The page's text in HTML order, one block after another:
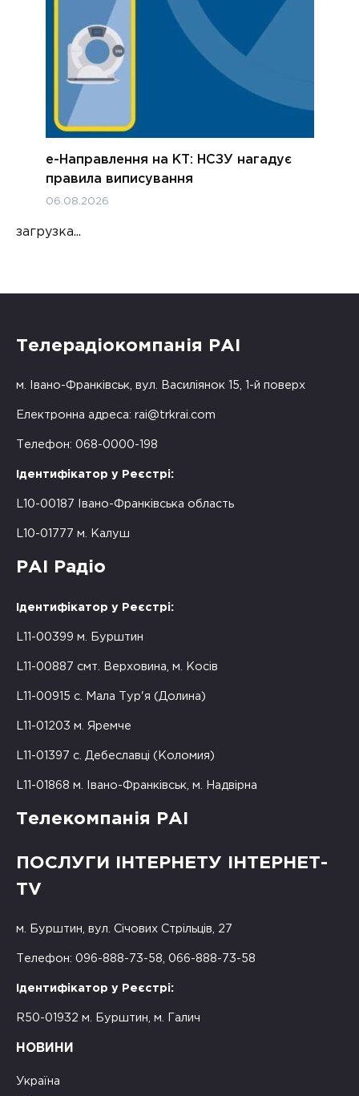
е-Направлення на КТ: НСЗУ нагадує
правила виписування
06.08.2026
загрузка...
Телерадіокомпанія РАІ
м. Івано-Франківськ, вул. Василіянок 15, 1-й поверх
Електронна адреса: rai@trkrai.com
Телефон: 068-0000-198
Ідентифікатор у Реєстрі:
L10-00187 Івано-Франківська область
L10-01777 м. Калуш
РАІ Радіо
Ідентифікатор у Реєстрі:
L11-00399 м. Бурштин
L11-00887 смт. Верховина, м. Косів
L11-00915 с. Мала Тур'я (Долина)
L11-01203 м. Яремче
L11-01397 с. Дебеславці (Коломия)
L11-01868 м. Івано-Франківськ, м. Надвірна
Телекомпанія РАІ
ПОСЛУГИ ІНТЕРНЕТУ ІНТЕРНЕТ-
TV
м. Бурштин, вул. Січових Стрільців, 27
Телефон: 096-888-73-58, 066-888-73-58
Ідентифікатор у Реєстрі:
R50-01932 м. Бурштин, м. Галич
НОВИНИ
Україна